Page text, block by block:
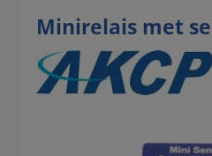
Minirelais met